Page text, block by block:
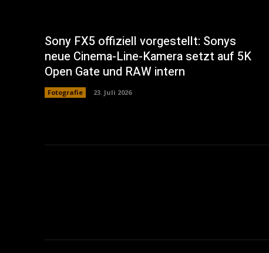
Sony FX5 offiziell vorgestellt: Sonys
neue Cinema-Line-Kamera setzt auf 5K
Open Gate und RAW intern
Fotografie 23. Juli 2026